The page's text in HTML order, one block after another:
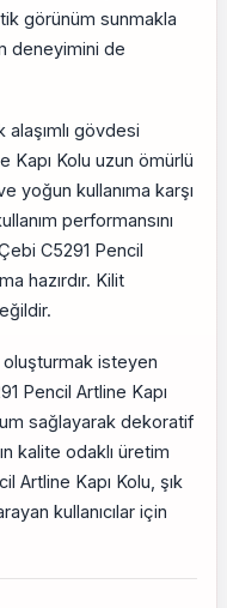
görünüm sunmakla
deneyimini de
alaşımlı gövdesi
Kapı Kolu uzun ömürlü
yoğun kullanıma karşı
performansını
C5291 Pencil
hazırdır. Kilit
isteyen
Pencil Artline Kapı
sağlayarak dekoratif
kalite odaklı üretim
Artline Kapı Kolu, şık
kullanıcılar için